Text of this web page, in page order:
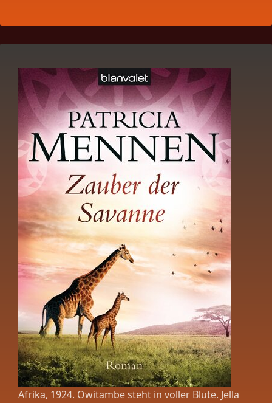
Afrika, 1924. Owitambe steht in voller Blüte. Jella